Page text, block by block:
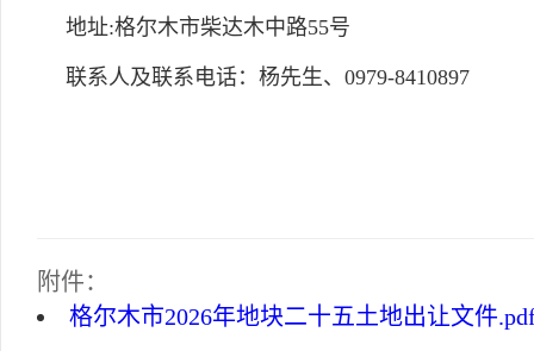
地址:格尔木市柴达木中路55号
联系人及联系电话：杨先生、0979-8410897
附件：
格尔木市2026年地块二十五土地出让文件